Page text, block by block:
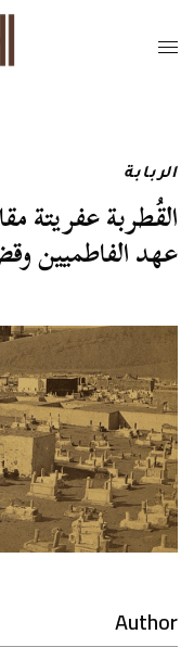
الربابة
القُطربة عفريتة
عهد الفاطميين
Author